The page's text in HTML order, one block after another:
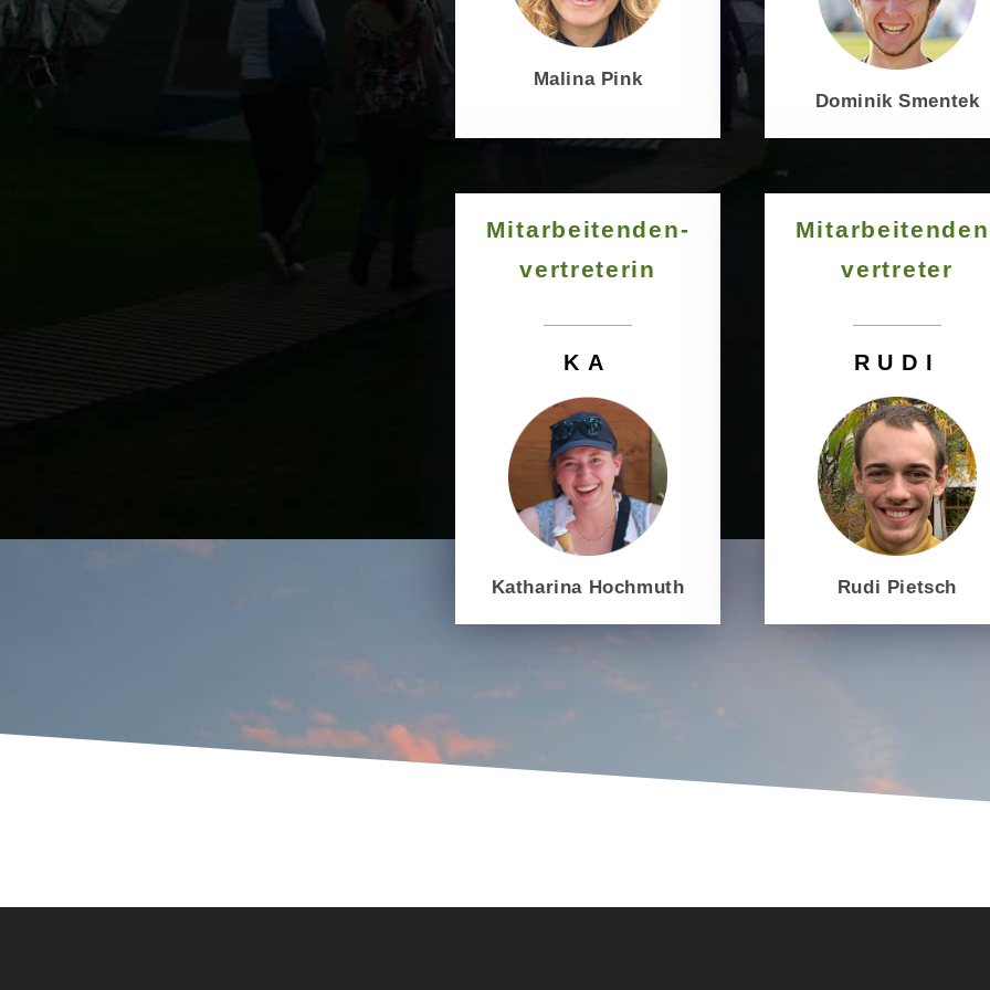
Malina Pink
Dominik Smentek
Mitarbeitenden-
vertreterin
KA
Katharina Hochmuth
vertreter
RUDI
Rudi Pietsch